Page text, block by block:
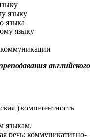
языку
языка
языку
английского
) компетентность
языкам.
речь: коммуникативно-